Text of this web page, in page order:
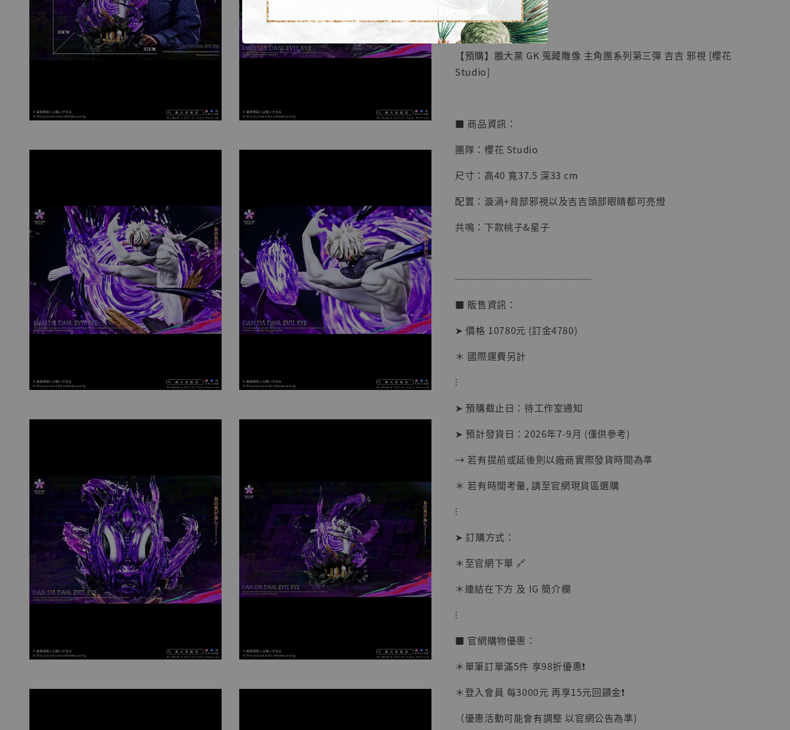
系列蒐藏雕像 悟空
鳥山明紀念款 [奇蹟
工作室]
NT$ 4,280
NT$ 5,580
- +
【店內現貨】海賊王
系列蒐藏雕像 布魯
克達摩 [7STARS
Studio]
加入購物車
加購優惠【讓子彈飛 鵝城縣長 張麻子 [BK01]】
【現貨】
BJSTUDIO 1/6系列
可動蒐藏人偶 讓子
彈飛 鵝城縣長 張麻
子 [BK01]
NT$ 4,980
- +
🏝【無人島玩具】
【預購】膽大黨 GK 蒐藏雕像 主角團系列第三彈 吉吉 邪視 [櫻花
Studio]
■ 商品資訊：
團隊：櫻花 Studio
尺寸：高40 寬37.5 深33 cm
配置：漩渦+背部邪視以及吉吉頭部眼睛都可亮燈
共鳴：下款桃子&星子
──────────────
■ 販售資訊：
➤ 價格 10780元 (訂金4780)
＊ 國際運費另計
⁝
➤ 預購截止日：待工作室通知
➤ 預計發貨日：2026年7-9月 (僅供參考)
→ 若有提前或延後則以廠商實際發貨時間為準
＊ 若有時間考量, 請至官網現貨區選購
⁝
➤ 訂購方式：
＊至官網下單 🔗
＊連結在下方 及 IG 簡介欄
⁝
■ 官網購物優惠：
＊單筆訂單滿5件 享98折優惠❗️
＊登入會員 每3000元 再享15元回饋金❗️
（優惠活動可能會有調整 以官網公告為準)